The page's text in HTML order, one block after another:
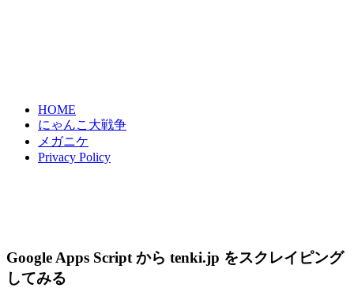
HOME
にゃんこ大戦争
メガニケ
Privacy Policy
Google Apps Script から tenki.jp をスクレイピング
してみる